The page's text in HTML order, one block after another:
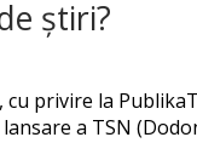
știri?
, cu privire la
a TSN